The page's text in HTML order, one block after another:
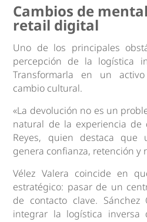
Cambios de
retail digital
Uno de los principales
percepción de la logística
Transformarla en un
cambio cultural.
«La devolución no es un
natural de la experiencia de
Reyes, quien destaca que
genera confianza, retención y
Vélez Valera coincide en
estratégico: pasar de un
de contacto clave. Sánchez
integrar la logística